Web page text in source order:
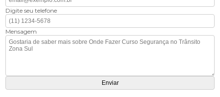
Digite seu telefone
Mensagem